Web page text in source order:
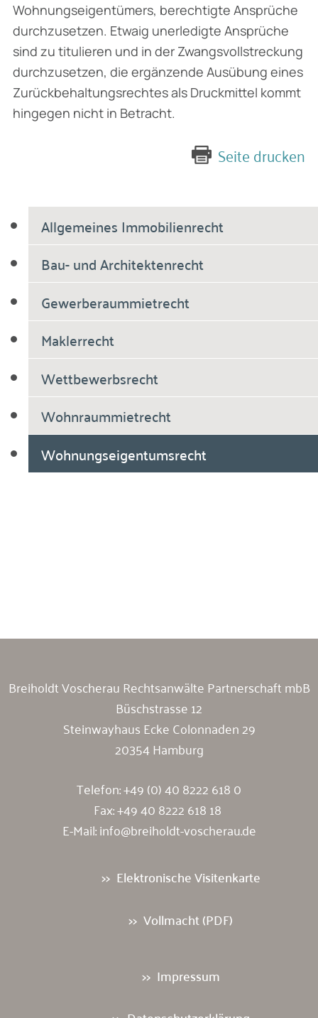
Allgemeines Immobilienrecht
Bau- und Architektenrecht
Gewerberaummietrecht
Maklerrecht
Wettbewerbsrecht
Wohnraummietrecht
Wohnungseigentumsrecht
Wohnungseigentümers, berechtigte Ansprüche
durchzusetzen. Etwaig unerledigte Ansprüche
sind zu titulieren und in der Zwangsvollstreckung
durchzusetzen, die ergänzende Ausübung eines
Zurückbehaltungsrechtes als Druckmittel kommt
hingegen nicht in Betracht.
Seite drucken
Breiholdt Voscherau Rechtsanwälte Partnerschaft mbB
Büschstrasse 12
Steinwayhaus Ecke Colonnaden 29
20354 Hamburg
Telefon:+49 (0) 40 8222 618 0
Fax: +49 40 8222 618 18
E-Mail:info@breiholdt-voscherau.de
Elektronische Visitenkarte
Vollmacht (PDF)
Impressum